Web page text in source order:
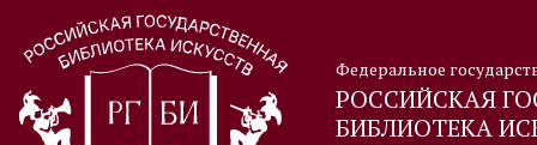
Федеральное
РОССИЙСКАЯ
БИБЛИОТЕКА